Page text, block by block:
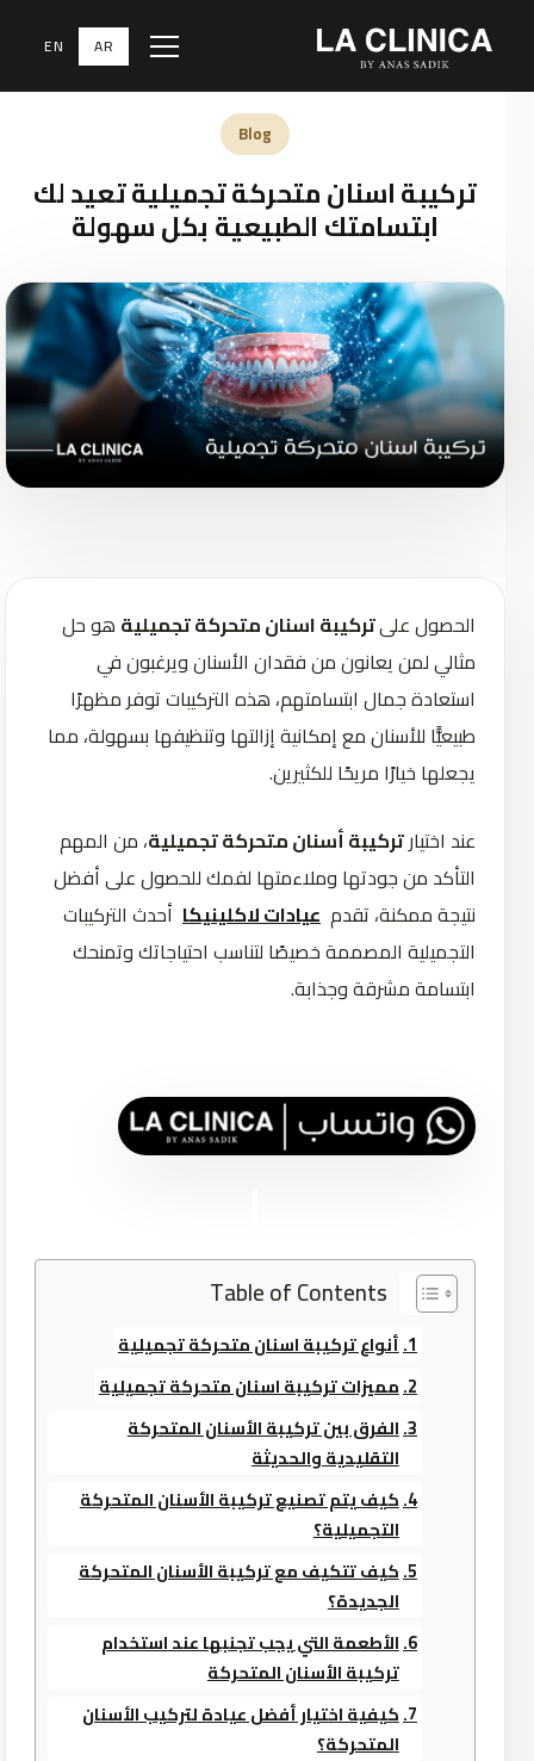
Menu
AR
EN
Blog
تركيبة اسنان متحركة تجميلية تعيد لك
ابتسامتك الطبيعية بكل سهولة
الحصول علىتركيبة اسنان متحركة تجميلية هو حل
مثالي لمن يعانون من فقدان الأسنان ويرغبون في
استعادة جمال ابتسامتهم، هذه التركيبات توفر مظهرًا
طبيعيًّا للأسنان مع إمكانية إزالتها وتنظيفها بسهولة، مما
يجعلها خيارًا مريحًا للكثيرين.
عند اختيارتركيبة أسنان متحركة تجميلية، من المهم
التأكد من جودتها وملاءمتها لفمك للحصول على أفضل
نتيجة ممكنة، تقدم عيادات لاكلينيكا أحدث التركيبات
التجميلية المصممة خصيصًا لتناسب احتياجاتك وتمنحك
ابتسامة مشرقة وجذابة.
Table of Contents
أنواع تركيبة اسنان متحركة تجميلية
مميزات تركيبة اسنان متحركة تجميلية
الفرق بين تركيبة الأسنان المتحركة
التقليدية والحديثة
كيف يتم تصنيع تركيبة الأسنان المتحركة
التجميلية؟
كيف تتكيف مع تركيبة الأسنان المتحركة
الجديدة؟
الأطعمة التي يجب تجنبها عند استخدام
تركيبة الأسنان المتحركة
كيفية اختيار أفضل عيادة لتركيب الأسنان
المتحركة؟